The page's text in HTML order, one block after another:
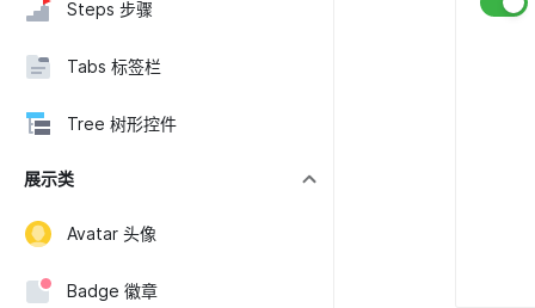
Steps 步骤
Tabs 标签栏
Tree 树形控件
展示类
Avatar 头像
Badge 徽章